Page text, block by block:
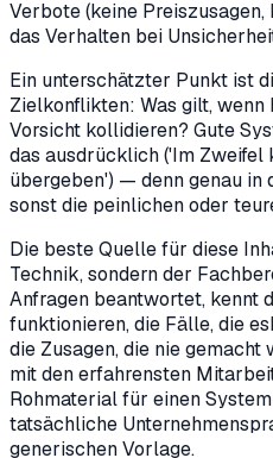
Verbote (keine
das Verhalten bei
Ein unterschätzter Punkt ist
Zielkonflikten: Was gilt,
Vorsicht kollidieren? Gute
das ausdrücklich ('Im Zweifel
übergeben') — denn genau in
sonst die peinlichen oder
Die beste Quelle für diese
Technik, sondern der
Anfragen beantwortet, kennt
funktionieren, die Fälle, die
die Zusagen, die nie gemacht
mit den erfahrensten
Rohmaterial für einen
tatsächliche
generischen Vorlage.